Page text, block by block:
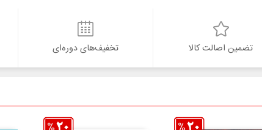
تضمین اصالت کالا تخفیف‌های دوره‌ای